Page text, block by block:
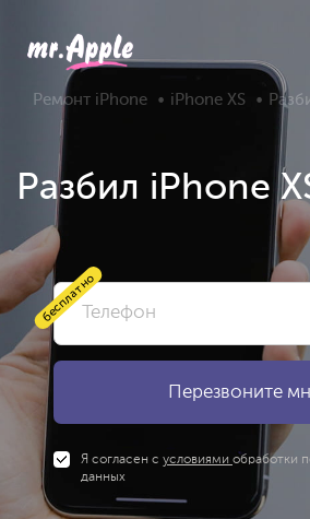
Ремонт iPhone iPhone XS
Разбил iPhone
бесплатно
Я согласен с условиями обработки
данных